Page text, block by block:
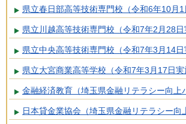
県立春日部高等技術専門校（令和6年10月1
県立川越高等技術専門校（令和7年2月28日
県立中央高等技術専門校（令和7年3月14日
県立大宮商業高等学校（令和7年3月17日実
金融経済教育（埼玉県金融リテラシー向上
日本貸金業協会（埼玉県金融リテラシー向